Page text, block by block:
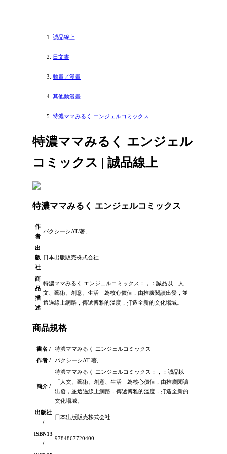
誠品線上
日文書
動畫／漫畫
其他動漫畫
特濃ママみるく エンジェルコミックス
特濃ママみるく エンジェル
コミックス | 誠品線上
特濃ママみるく エンジェルコミックス
作
者
バクシーシAT/著;
出
版
社
日本出版販売株式会社
商
品
描
述
特濃ママみるく エンジェルコミックス：，：誠品以「人
文、藝術、創意、生活」為核心價值，由推廣閱讀出發，並
透過線上網路，傳遞博雅的溫度，打造全新的文化場域。
商品規格
書名 /
特濃ママみるく エンジェルコミックス
作者 /
バクシーシAT 著;
簡介 /
特濃ママみるく エンジェルコミックス：，：誠品以
「人文、藝術、創意、生活」為核心價值，由推廣閱讀
出發，並透過線上網路，傳遞博雅的溫度，打造全新的
文化場域。
出版社
/
日本出版販売株式会社
ISBN13
/
9784867720400